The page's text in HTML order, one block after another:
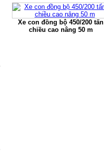
Xe con đồng bộ 450/200 tấn
chiều cao nâng 50 m